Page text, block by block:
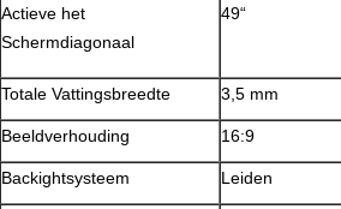
Actieve het
Schermdiagonaal
49“
Totale Vattingsbreedte 3,5 mm
Beeldverhouding 16:9
Backightsysteem Leiden